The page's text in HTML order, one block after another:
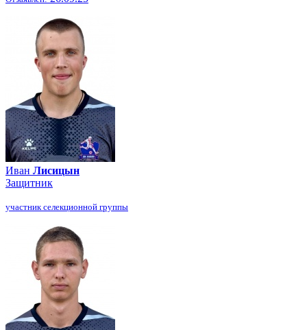
Иван Лисицын
Защитник
участник селекционной группы